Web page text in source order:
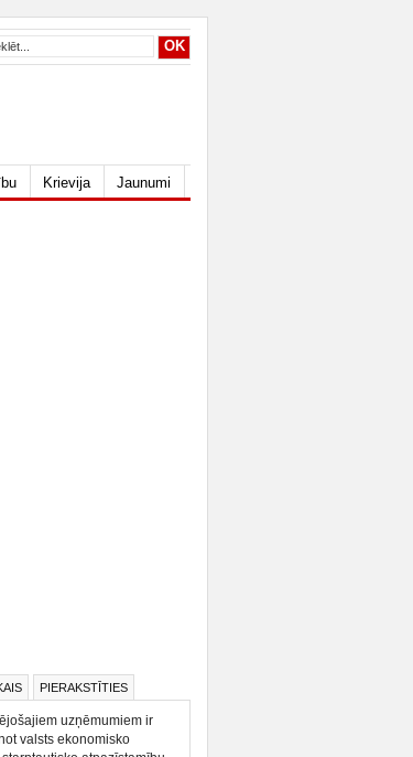
Krievija Jaunumi
PIERAKSTĪTIES
uzņēmumiem ir
valsts ekonomisko